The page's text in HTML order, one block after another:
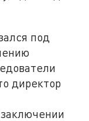
под
директор